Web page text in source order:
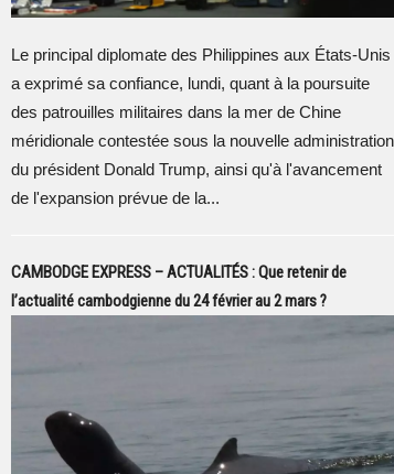
Le principal diplomate des Philippines aux États-Unis
a exprimé sa confiance, lundi, quant à la poursuite
des patrouilles militaires dans la mer de Chine
méridionale contestée sous la nouvelle administration
du président Donald Trump, ainsi qu'à l'avancement
de l'expansion prévue de la...
CAMBODGE EXPRESS – ACTUALITÉS : Que retenir de
l’actualité cambodgienne du 24 février au 2 mars ?